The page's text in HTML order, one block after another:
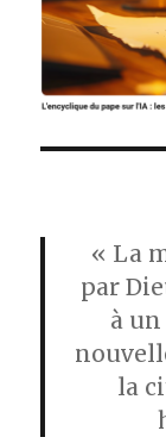
« La
par
à
la